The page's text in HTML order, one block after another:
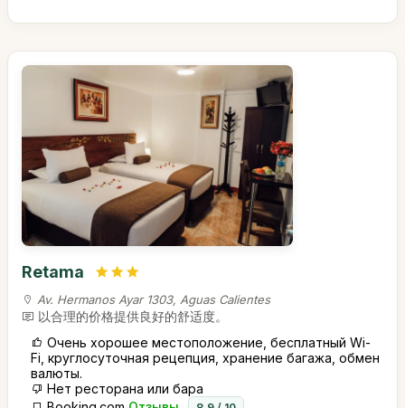
Retama
Av. Hermanos Ayar 1303, Aguas Calientes
以合理的价格提供良好的舒适度。
Очень хорошее местоположение, бесплатный Wi-
Fi, круглосуточная рецепция, хранение багажа, обмен
валюты.
Нет ресторана или бара